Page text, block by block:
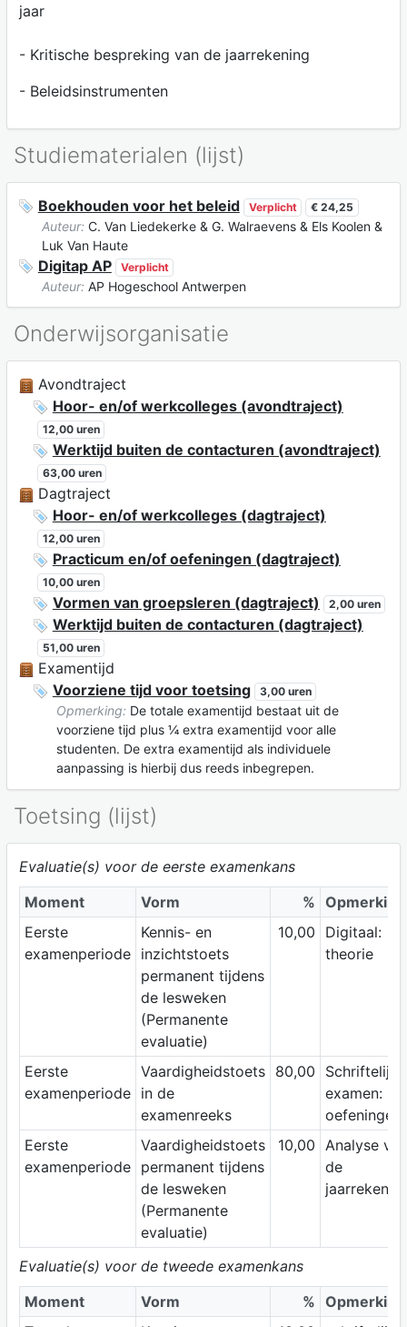
jaar
- Kritische bespreking van de jaarrekening
- Beleidsinstrumenten
Studiematerialen (lijst)
Boekhouden voor het beleid Verplicht € 24,25
Auteur: C. Van Liedekerke & G. Walraevens & Els Koolen &
Luk Van Haute
Digitap AP Verplicht
Auteur: AP Hogeschool Antwerpen
Onderwijsorganisatie
Avondtraject
Hoor- en/of werkcolleges (avondtraject)
12,00 uren
Werktijd buiten de contacturen (avondtraject)
63,00 uren
Dagtraject
Hoor- en/of werkcolleges (dagtraject)
12,00 uren
Practicum en/of oefeningen (dagtraject)
10,00 uren
Vormen van groepsleren (dagtraject) 2,00 uren
Werktijd buiten de contacturen (dagtraject)
51,00 uren
Examentijd
Voorziene tijd voor toetsing
3,00 uren
Opmerking: De totale examentijd bestaat uit de
voorziene tijd plus ¼ extra examentijd voor alle
studenten. De extra examentijd als individuele
aanpassing is hierbij dus reeds inbegrepen.
Toetsing (lijst)
Evaluatie(s) voor de eerste examenkans
Moment
Vorm % Opmerking
Eerste
examenperiode
Kennis- en
inzichtstoets
permanent tijdens
de lesweken
(Permanente
evaluatie)
10,00
Digitaal:
theorie
Eerste
examenperiode
Vaardigheidstoets
in de
examenreeks
80,00
Schriftelijk
examen:
oefeningen
Eerste
examenperiode
Vaardigheidstoets
permanent tijdens
de lesweken
(Permanente
evaluatie)
10,00
Analyse van
de
Evaluatie(s) voor de tweede examenkans
Moment
Vorm % Opmerking